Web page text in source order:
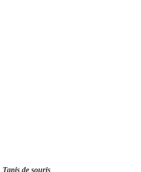
Tapis de souris